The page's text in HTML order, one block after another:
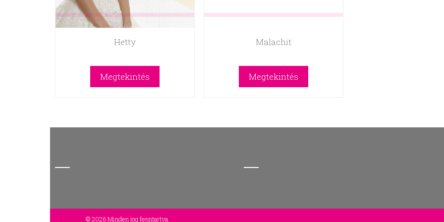
Hetty
Megtekintés
Malachit
Megtekintés
© 2026 Minden jog fenntartva.